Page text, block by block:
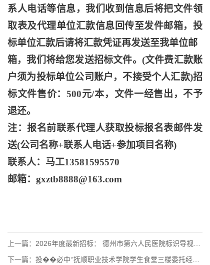
系人电话等信息，我们收到信息后将把文件领
取表及代理单位汇款信息回传至发件邮箱，投
标单位汇款后请将汇款凭证再发送至我单位邮
箱，我们将给您发送招标文件。 (文件费汇款账
户须为投标单位公司账户，不接受个人汇款)招
标文件售价：500元/本，文件一经售出，不予
退还。
注：报名前联系代理人获取投标报名表邮件发
送(公司名称+联系人电话+参加项目名称)
联系人：马工13581595570
邮箱： gxztb8888@163.com
上一篇： 2026年度最新招标： 德州市第六人民医院标识导视系统制作采
下一篇： 投��必中‘’抚顺职业技术学院学生食堂三楼委托经营项目招标公